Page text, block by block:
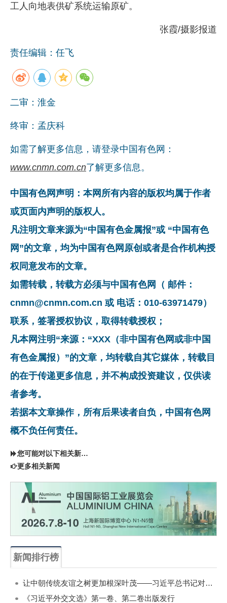
工人向地表供矿系统运输原矿。
张霞/摄影报道
责任编辑：任飞
二审：淮金
终审：孟庆科
如需了解更多信息，请登录中国有色网：
www.cnmn.com.cn了解更多信息。
中国有色网声明：本网所有内容的版权均属于作者
或页面内声明的版权人。
凡注明文章来源为“中国有色金属报”或 “中国有色
网”的文章，均为中国有色网原创或者是合作机构授
权同意发布的文章。
如需转载，转载方必须与中国有色网（ 邮件：
cnmn@cnmn.com.cn 或 电话：010-63971479）
联系，签署授权协议，取得转载授权；
凡本网注明“来源：“XXX（非中国有色网或非中国
有色金属报）”的文章，均转载自其它媒体，转载目
的在于传递更多信息，并不构成投资建议，仅供读
者参考。
若据本文章操作，所有后果读者自负，中国有色网
概不负任何责任。
您可能对以下相关新闻同样感兴趣
更多相关新闻
新闻排行榜
让中朝传统友谊之树更加根深叶茂——习近平总书记对朝鲜进行国事访问纪实
《习近平外交文选》第一卷、第二卷出版发行